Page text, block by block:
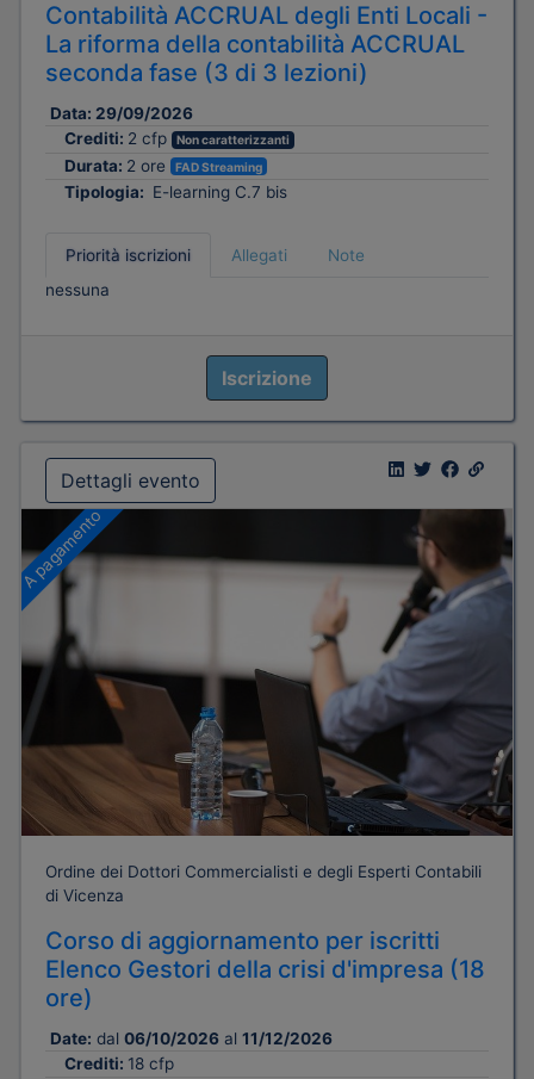
Contabilità ACCRUAL degli Enti Locali -
La riforma della contabilità ACCRUAL
seconda fase (3 di 3 lezioni)
Data: 29/09/2026
Crediti: 2 cfp Non caratterizzanti
Durata: 2 ore FAD Streaming
Tipologia: E-learning C.7 bis
Priorità iscrizioni Allegati
Note
nessuna
Iscrizione
Dettagli evento
A pagamento
Ordine dei Dottori Commercialisti e degli Esperti Contabili
di Vicenza
Corso di aggiornamento per iscritti
Elenco Gestori della crisi d'impresa (18
ore)
Date: dal 06/10/2026 al 11/12/2026
Crediti: 18 cfp